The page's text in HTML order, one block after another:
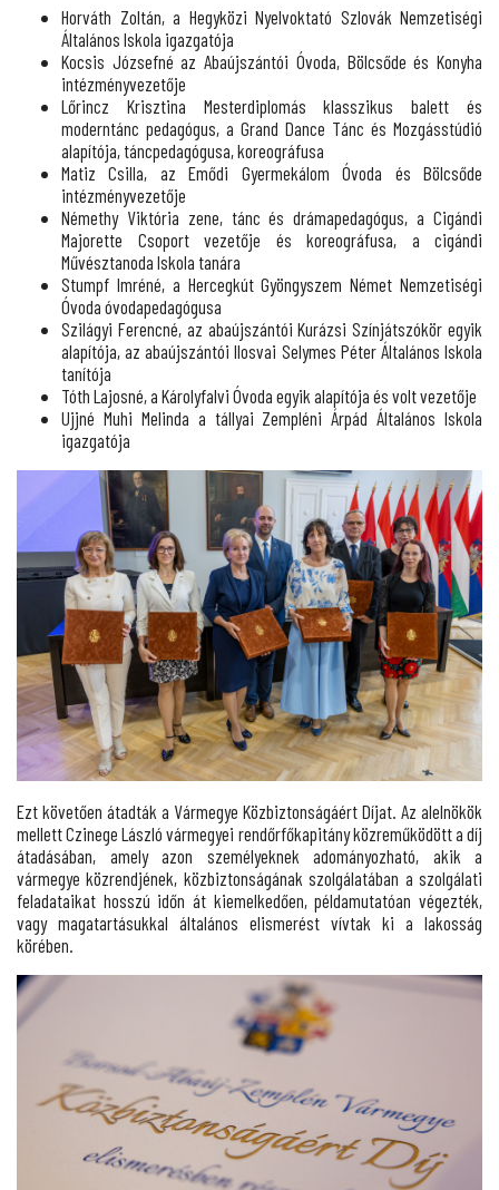
Horváth Zoltán, a Hegyközi Nyelvoktató Szlovák Nemzetiségi
Általános Iskola igazgatója
Kocsis Józsefné az Abaújszántói Óvoda, Bölcsőde és Konyha
intézményvezetője
Lőrincz Krisztina Mesterdiplomás klasszikus balett és
moderntánc pedagógus, a Grand Dance Tánc és Mozgásstúdió
alapítója, táncpedagógusa, koreográfusa
Matiz Csilla, az Emődi Gyermekálom Óvoda és Bölcsőde
intézményvezetője
Némethy Viktória zene, tánc és drámapedagógus, a Cigándi
Majorette Csoport vezetője és koreográfusa, a cigándi
Művésztanoda Iskola tanára
Stumpf Imréné, a Hercegkút Gyöngyszem Német Nemzetiségi
Óvoda óvodapedagógusa
Szilágyi Ferencné, az abaújszántói Kurázsi Színjátszókör egyik
alapítója, az abaújszántói Ilosvai Selymes Péter Általános Iskola
tanítója
Tóth Lajosné, a Károlyfalvi Óvoda egyik alapítója és volt vezetője
Ujjné Muhi Melinda a tállyai Zempléni Árpád Általános Iskola
igazgatója
Ezt követően átadták a Vármegye Közbiztonságáért Díjat. Az alelnökök
mellett Czinege László vármegyei rendőrfőkapitány közreműködött a díj
átadásában, amely azon személyeknek adományozható, akik a
vármegye közrendjének, közbiztonságának szolgálatában a szolgálati
feladataikat hosszú időn át kiemelkedően, példamutatóan végezték,
vagy magatartásukkal általános elismerést vívtak ki a lakosság
körében.